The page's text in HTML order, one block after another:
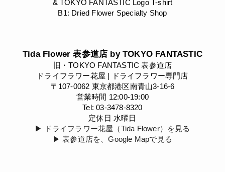
& TOKYO FANTASTIC Logo T-shirt
B1: Dried Flower Specialty Shop
Tida Flower 表参道店 by TOKYO FANTASTIC
旧・TOKYO FANTASTIC 表参道店
ドライフラワー花屋 | ドライフラワー専門店
〒107-0062 東京都港区南青山3-16-6
営業時間 12:00-19:00
Tel: 03-3478-8320
定休日 水曜日
▶︎ ドライフラワー花屋（Tida Flower）を見る
▶︎ 表参道店を、Google Mapで見る